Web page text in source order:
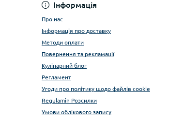
Інформація
Про нас
Інформація про доставку
Методи оплати
Повернення та рекламації
Кулінарний блог
Регламент
Угоди про політику щодо файлів cookie
Regulamin Розсилки
Умови облікового запису